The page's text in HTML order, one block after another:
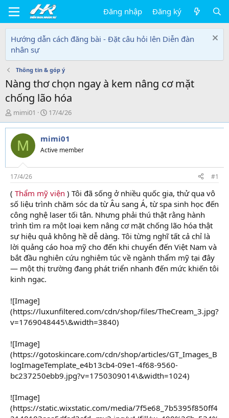
Đăng nhập Đăng ký
Hướng dẫn cách đăng bài - Đặt câu hỏi lên Diễn đàn
nhân sự
Thông tin & góp ý
Nàng thơ chọn ngay à kem nâng cơ mặt
chống lão hóa
T
h
r
e
d
s
t
a
r
t
e
r
mimi01
N
g
à
y
g
i
17/4/26
M mimi01
Active member
17/4/26 #1
( Thẩm mỹ viện ) Tôi đã sống ở nhiều quốc gia, thử qua vô
số liệu trình chăm sóc da từ Âu sang Á, từ spa sinh học đến
công nghệ laser tối tân. Nhưng phải thú thật rằng hành
trình tìm ra một loại kem nâng cơ mặt chống lão hóa thật
sự hiệu quả không hề dễ dàng. Tôi từng nghĩ tất cả chỉ là
lời quảng cáo hoa mỹ cho đến khi chuyển đến Việt Nam và
bắt đầu nghiên cứu nghiêm túc về ngành thẩm mỹ tại đây
— một thị trường đang phát triển nhanh đến mức khiến tôi
kinh ngạc.
![Image]
(https://luxunfiltered.com/cdn/shop/files/TheCream_3.jpg?
v=1769048445\&width=3840)
![Image]
(https://gotoskincare.com/cdn/shop/articles/GT_Images_B
logImageTemplate_e4b13cb4-09e1-4f68-9560-
bc237250ebb9.jpg?v=1750309014\&width=1024)
![Image]
(https://static.wixstatic.com/media/7f5e68_7b5395f850ff4